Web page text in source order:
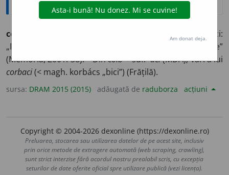
colb
s.m. – (reg.) 1. Bătător făcut din verigi. 2. Bici:
„Na
de la mine, / Mână calu de sub tine”
(Memoria, 2001: 38). – Dincolb+ suf. -aci(MDA); var. a lui
corbaci(< magh. korbács „bici”) (Frățilă).
sursa: DRAM 2015 (2015) adăugată de raduborza acțiuni
Copyright © 2004-2026 dexonline (https://dexonline.ro)
Preluarea, stocarea sau utilizarea datelor de pe acest site, inclusiv
prin orice metode de extragere automată (web scraping, crawling),
sunt strict interzise fără acordul nostru prealabil scris, cu excepția
seturilor de date oferite oficial spre utilizare publică (vezi licența).
Am donat deja.